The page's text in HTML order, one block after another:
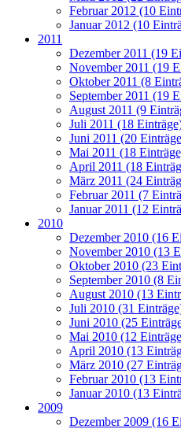
Februar 2012 (10
Januar 2012 (10
2011
Dezember 2011 (19
November 2011 (19
Oktober 2011 (8
September 2011 (19
August 2011 (9
Juli 2011 (18
Juni 2011 (20
Mai 2011 (18
April 2011 (18
März 2011 (24
Februar 2011 (7
Januar 2011 (12
2010
Dezember 2010 (16
November 2010 (13
Oktober 2010 (23
September 2010 (8
August 2010 (13
Juli 2010 (31
Juni 2010 (25
Mai 2010 (12
April 2010 (13
März 2010 (27
Februar 2010 (13
Januar 2010 (13
2009
Dezember 2009 (16